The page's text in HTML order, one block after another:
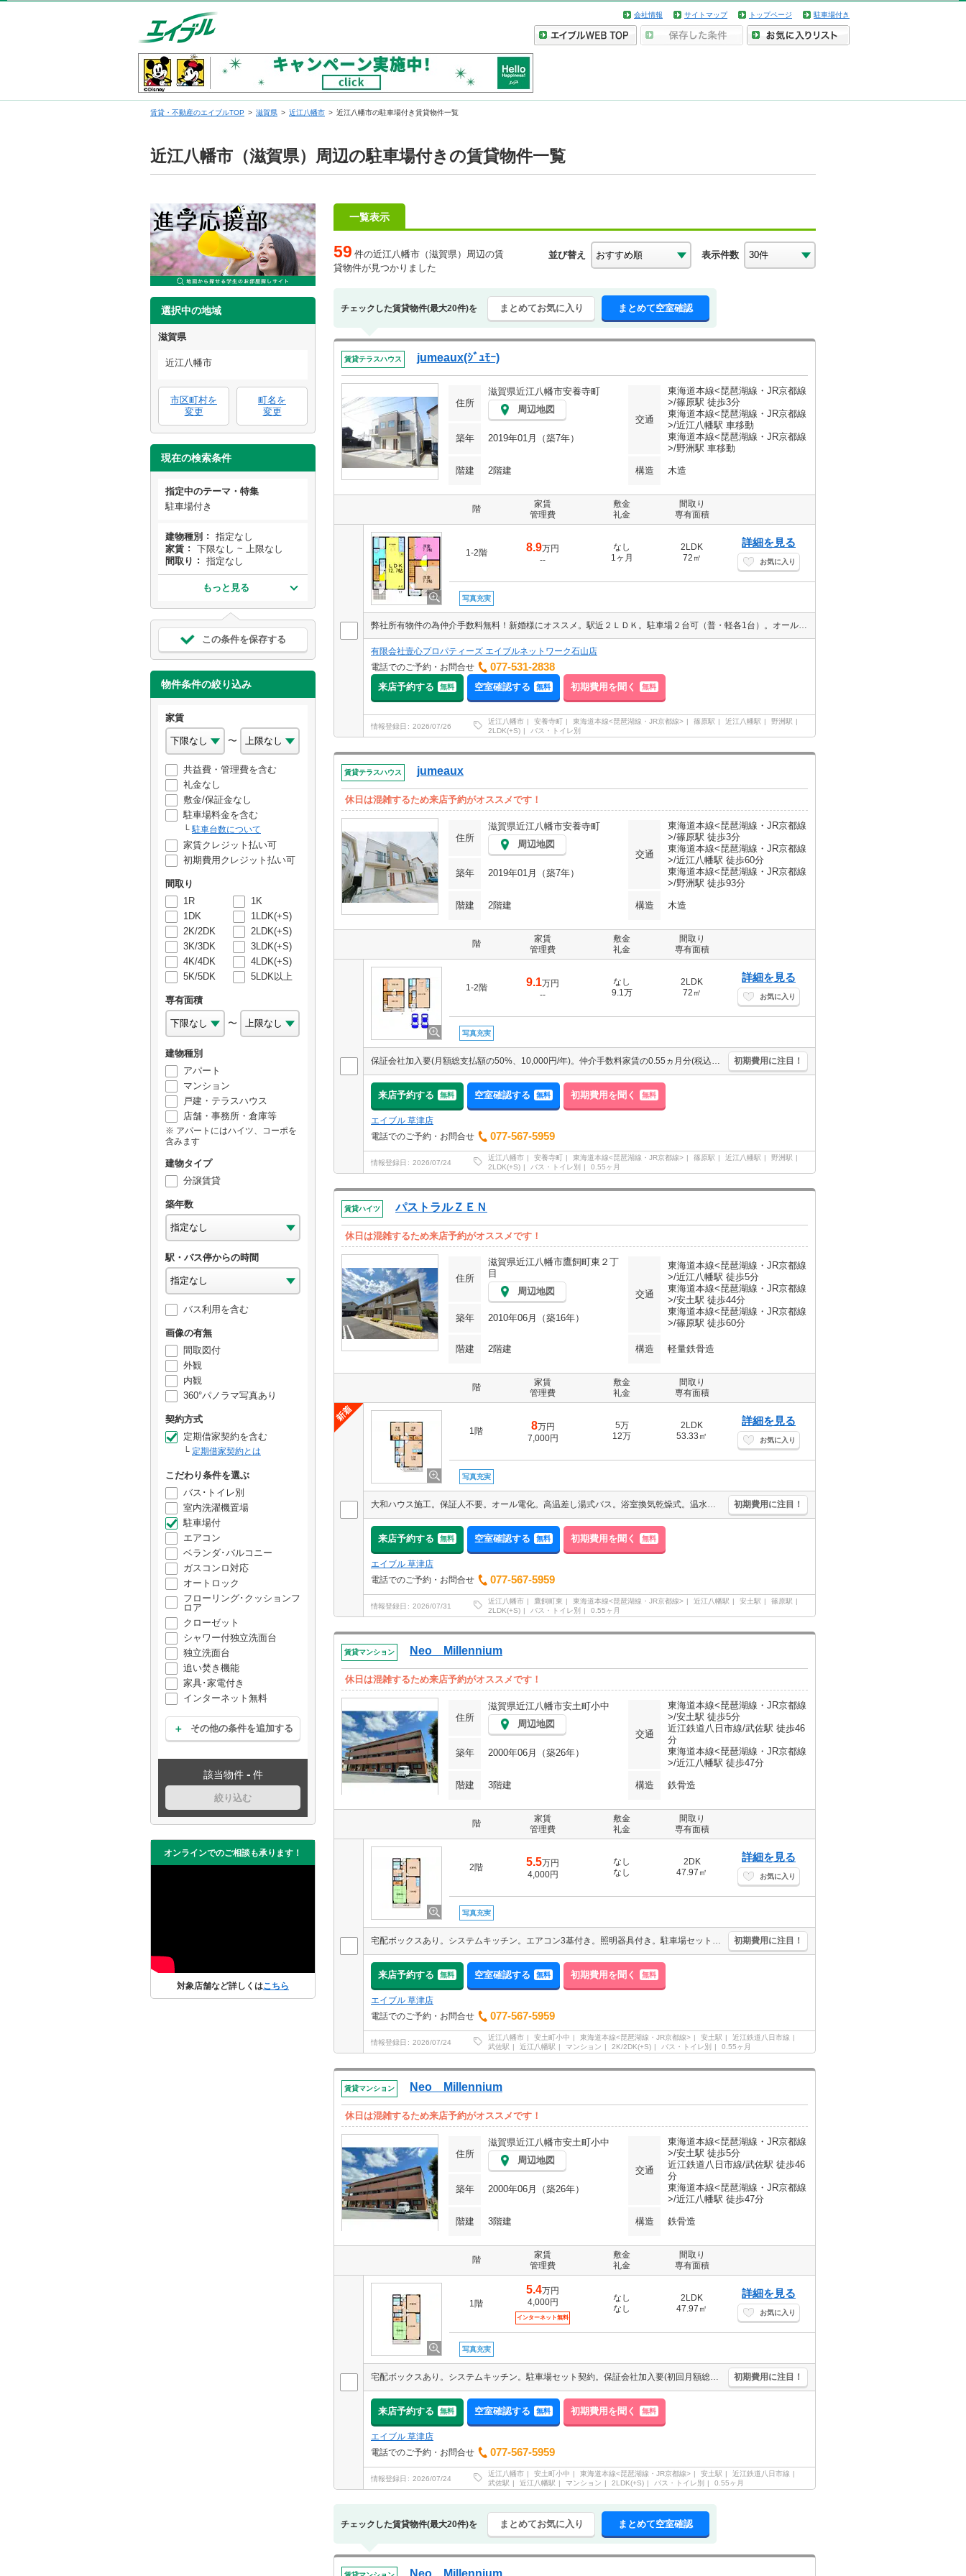
会社情報 サイトマップ トップページ 駐車場付き
賃貸・不動産のエイブルTOP 滋賀県 近江八幡市 近江八幡市の駐車場付き賃貸物件一覧
近江八幡市（滋賀県）周辺の駐車場付きの賃貸物件一覧
選択中の地域
滋賀県
近江八幡市
市区町村を
変更
町名を
変更
現在の検索条件
指定中のテーマ・特集
駐車場付き
建物種別
指定なし
家賃
下限なし ~ 上限なし
間取り
指定なし
もっと見る
この条件を保存する
物件条件の絞り込み
家賃
〜
共益費・管理費を含む
礼金なし
敷金/保証金なし
駐車場料金を含む
駐車台数について
家賃クレジット払い可
初期費用クレジット払い可
間取り
1R
1K
1DK
1LDK(+S)
2K/2DK
2LDK(+S)
3K/3DK
3LDK(+S)
4K/4DK
4LDK(+S)
5K/5DK
5LDK以上
専有面積
〜
建物種別
アパート
マンション
戸建・テラスハウス
店舗・事務所・倉庫等
アパートにはハイツ、コーポを
含みます
建物タイプ
分譲賃貸
築年数
駅・バス停からの時間
バス利用を含む
画像の有無
間取図付
外観
内観
360°パノラマ写真あり
契約方式
定期借家契約を含む
定期借家契約とは
こだわり条件を選ぶ
バス･トイレ別
室内洗濯機置場
駐車場付
エアコン
ベランダ･バルコニー
ガスコンロ対応
オートロック
フローリング･クッションフ
ロア
クローゼット
シャワー付独立洗面台
独立洗面台
追い焚き機能
家具･家電付き
インターネット無料
その他の条件を追加する
該当物件 - 件
絞り込む
オンラインでのご相談も承ります！
対象店舗など詳しくはこちら
一覧表示
59 件の近江八幡市（滋賀県）周辺の賃
貸物件が見つかりました
並び替え 表示件数
チェックした賃貸物件(最大20件)を まとめてお気に入り まとめて空室確認
賃貸テラスハウス jumeaux(ｼﾞｭﾓｰ)
住所
滋賀県近江八幡市安養寺町
周辺地図
交通
東海道本線<琵琶湖線・JR京都線
>/篠原駅 徒歩3分
東海道本線<琵琶湖線・JR京都線
>/近江八幡駅 車移動
東海道本線<琵琶湖線・JR京都線
>/野洲駅 車移動
築年 2019年01月（築7年）
階建 2階建 構造 木造
階
家賃
管理費
敷金
礼金
間取り
専有面積
1-2階 8.9万円
--
なし
1ヶ月
2LDK
72㎡
詳細を見る
お気に入り
写真充実
弊社所有物件の為仲介手数料無料！新婚様にオススメ。駅近２ＬＤＫ。駐車場２台可（普・軽各1台）。オール電化エコキュート仕様。２口ＩＨコンロ、全室居室照明、エアコン1基付き。浴室窓有、サンルーム有り。全戸角部屋。生活便利なエリアです。日当・通風良好。
有限会社壹心プロパティーズ エイブルネットワーク石山店
電話でのご予約・お問合せ
077-531-2838
来店予約する 無料 空室確認する 無料 初期費用を聞く 無料
情報登録日 2026/07/26
近江八幡市 安養寺町 東海道本線<琵琶湖線・JR京都線> 篠原駅 近江八幡駅
野洲駅
2LDK(+S)
バス・トイレ別
賃貸テラスハウス jumeaux
休日は混雑するため来店予約がオススメです！
住所
滋賀県近江八幡市安養寺町
周辺地図
交通
東海道本線<琵琶湖線・JR京都線
>/篠原駅 徒歩3分
東海道本線<琵琶湖線・JR京都線
>/近江八幡駅 徒歩60分
東海道本線<琵琶湖線・JR京都線
>/野洲駅 徒歩93分
築年 2019年01月（築7年）
階建 2階建 構造 木造
階
家賃
管理費
敷金
礼金
間取り
専有面積
1-2階 9.1万円
--
なし
9.1万
2LDK
72㎡
詳細を見る
お気に入り
写真充実
保証会社加入要(月額総支払額の50%、10,000円/年)。仲介手数料家賃の0.55ヵ月分(税込)。子育てに優しい住環境。 初期費用に注目！
来店予約する 無料 空室確認する 無料 初期費用を聞く 無料
エイブル 草津店
電話でのご予約・お問合せ
077-567-5959
情報登録日 2026/07/24
近江八幡市 安養寺町 東海道本線<琵琶湖線・JR京都線> 篠原駅 近江八幡駅
野洲駅
2LDK(+S)
バス・トイレ別 0.55ヶ月
賃貸ハイツ パストラルＺＥＮ
休日は混雑するため来店予約がオススメです！
住所
滋賀県近江八幡市鷹飼町東２丁
目
周辺地図
交通
東海道本線<琵琶湖線・JR京都線
>/近江八幡駅 徒歩5分
東海道本線<琵琶湖線・JR京都線
>/安土駅 徒歩44分
東海道本線<琵琶湖線・JR京都線
>/篠原駅 徒歩60分
築年 2010年06月（築16年）
階建 2階建 構造 軽量鉄骨造
階
家賃
管理費
敷金
礼金
間取り
専有面積
1階 8万円
7,000円
5万
12万
2LDK
53.33㎡
詳細を見る
お気に入り
写真充実
大和ハウス施工。保証人不要。オール電化。高温差し湯式バス。浴室換気乾燥式。温水洗浄便座付き。TVインターホン付き。床下収納付き。室内物干しあり。雨戸付き。カウンター式システムキッチン。 初期費用に注目！
来店予約する 無料 空室確認する 無料 初期費用を聞く 無料
エイブル 草津店
電話でのご予約・お問合せ
077-567-5959
情報登録日 2026/07/31
近江八幡市 鷹飼町東 東海道本線<琵琶湖線・JR京都線> 近江八幡駅 安土駅
篠原駅
2LDK(+S)
バス・トイレ別 0.55ヶ月
賃貸マンション Neo Millennium
休日は混雑するため来店予約がオススメです！
住所
滋賀県近江八幡市安土町小中
周辺地図
交通
東海道本線<琵琶湖線・JR京都線
>/安土駅 徒歩5分
近江鉄道八日市線/武佐駅 徒歩46
分
東海道本線<琵琶湖線・JR京都線
>/近江八幡駅 徒歩47分
築年 2000年06月（築26年）
階建 3階建 構造 鉄骨造
階
家賃
管理費
敷金
礼金
間取り
専有面積
2階 5.5万円
4,000円
なし
なし
2DK
47.97㎡
詳細を見る
お気に入り
写真充実
宅配ボックスあり。システムキッチン。エアコン3基付き。照明器具付き。駐車場セット契約。 初期費用に注目！
来店予約する 無料 空室確認する 無料 初期費用を聞く 無料
エイブル 草津店
電話でのご予約・お問合せ
077-567-5959
情報登録日 2026/07/24
近江八幡市 安土町小中 東海道本線<琵琶湖線・JR京都線> 安土駅
近江鉄道八日市線
武佐駅
近江八幡駅 マンション 2K/2DK(+S) バス・トイレ別 0.55ヶ月
賃貸マンション Neo Millennium
休日は混雑するため来店予約がオススメです！
住所
滋賀県近江八幡市安土町小中
周辺地図
交通
東海道本線<琵琶湖線・JR京都線
>/安土駅 徒歩5分
近江鉄道八日市線/武佐駅 徒歩46
分
東海道本線<琵琶湖線・JR京都線
>/近江八幡駅 徒歩47分
築年 2000年06月（築26年）
階建 3階建 構造 鉄骨造
階
家賃
管理費
敷金
礼金
間取り
専有面積
1階
5.4万円
4,000円
インターネット無料
なし
なし
2LDK
47.97㎡
詳細を見る
お気に入り
写真充実
宅配ボックスあり。システムキッチン。駐車場セット契約。保証会社加入要(初回月額総額50%、月次月額総額1.5%)。南向きベランダで日当たりもGOOD。全室照明器具付。追い焚き機能付きバス。 初期費用に注目！
来店予約する 無料 空室確認する 無料 初期費用を聞く 無料
エイブル 草津店
電話でのご予約・お問合せ
077-567-5959
情報登録日 2026/07/24
近江八幡市 安土町小中 東海道本線<琵琶湖線・JR京都線> 安土駅
近江鉄道八日市線
武佐駅
近江八幡駅 マンション 2LDK(+S) バス・トイレ別 0.55ヶ月
チェックした賃貸物件(最大20件)を まとめてお気に入り まとめて空室確認
Neo Millennium